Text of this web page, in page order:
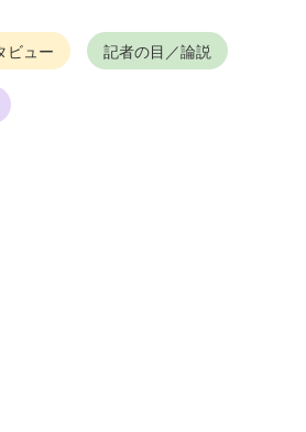
ビュー 記者の目／論説